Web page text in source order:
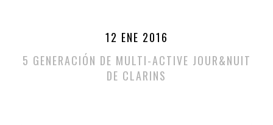
12 ENE 2016
5 GENERACIÓN DE MULTI-ACTIVE JOUR&NUIT
DE CLARINS